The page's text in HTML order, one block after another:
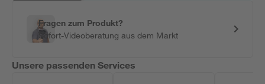
Fragen zum Produkt?
Sofort-Videoberatung aus dem Markt
Unsere passenden Services